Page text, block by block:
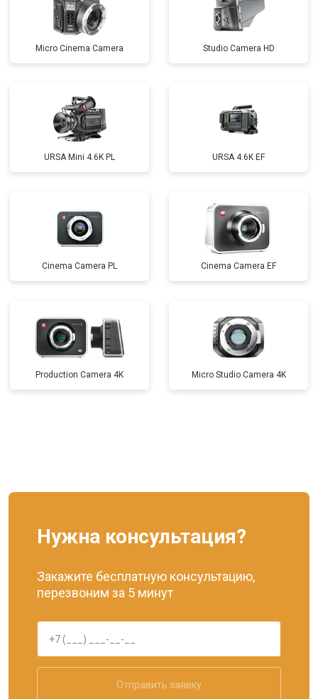
Micro Cinema Camera Studio Camera HD
URSA Mini 4.6K PL URSA 4.6K EF
Cinema Camera PL Cinema Camera EF
Production Camera 4K Micro Studio Camera 4K
Нужна консультация?
Закажите бесплатную консультацию,
перезвоним за 5 минут
Отправить заявку